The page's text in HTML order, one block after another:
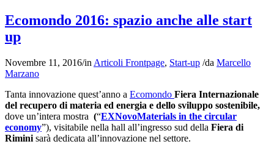
Ecomondo 2016: spazio anche alle start
up
Novembre 11, 2016/in Articoli Frontpage, Start-up /da Marcello
Marzano
Tanta innovazione quest’anno a Ecomondo Fiera Internazionale
del recupero di materia ed energia e dello sviluppo sostenibile,
dove un’intera mostra (“EXNovoMaterials in the circular
economy”), visitabile nella hall all’ingresso sud della Fiera di
Rimini sarà dedicata all’innovazione nel settore.